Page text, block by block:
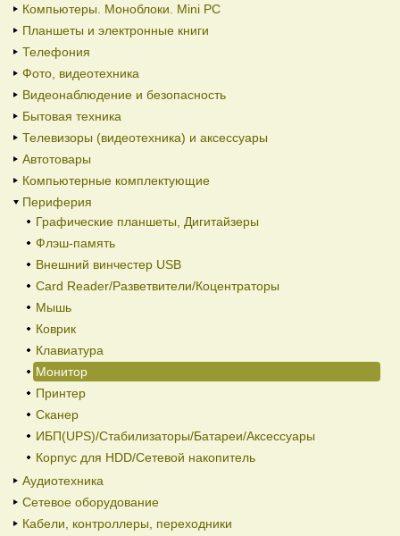
Компьютеры. Моноблоки. Mini PC
Планшеты и электронные книги
Телефония
Фото, видеотехника
Видеонаблюдение и безопасность
Бытовая техника
Телевизоры (видеотехника) и аксессуары
Автотовары
Компьютерные комплектующие
Периферия
Графические планшеты, Дигитайзеры
Флэш-память
Внешний винчестер USB
Card Reader/Разветвители/Коцентраторы
Мышь
Коврик
Клавиатура
Монитор
Принтер
Сканер
ИБП(UPS)/Стабилизаторы/Батареи/Аксессуары
Корпус для HDD/Cетевой накопитель
Аудиотехника
Сетевое оборудование
Кабели, контроллеры, переходники